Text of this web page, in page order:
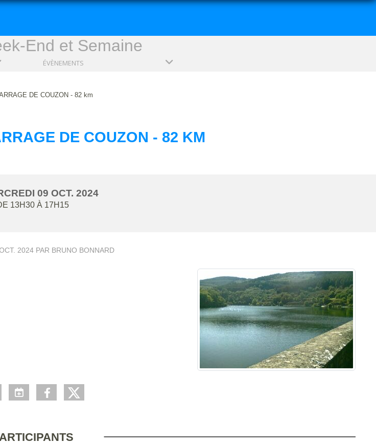
End et Semaine
ÉVÈNEMENTS
DE COUZON - 82 km
DE COUZON - 82 KM
09 OCT. 2024
13H30 À 17H15
2024 PAR BRUNO BONNARD